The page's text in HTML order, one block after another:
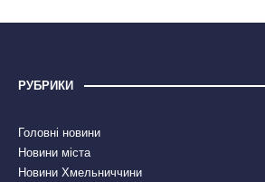
РУБРИКИ
Головні новини
Новини міста
Новини Хмельниччини